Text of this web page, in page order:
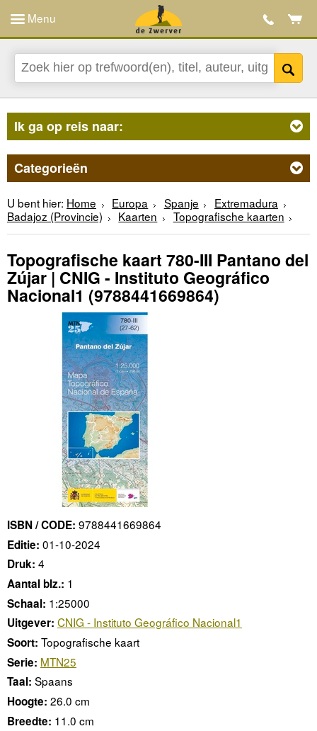
Menu
Ik ga op reis naar:
Categorieën
U bent hier: Home Europa Spanje
Extremadura
Badajoz (Provincie)
Kaarten Topografische kaarten
Topografische kaart 780-III Pantano del
Zújar | CNIG - Instituto Geográfico
Nacional1 (9788441669864)
ISBN / CODE: 9788441669864
Editie: 01-10-2024
Druk: 4
Aantal blz.: 1
Schaal: 1:25000
Uitgever: CNIG - Instituto Geográfico Nacional1
Soort: Topografische kaart
Serie: MTN25
Taal: Spaans
Hoogte: 26.0 cm
Breedte: 11.0 cm